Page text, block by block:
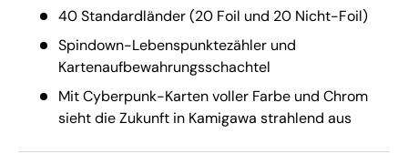
40 Standardländer (20 Foil und 20 Nicht-Foil)
Spindown-Lebenspunktezähler und
Kartenaufbewahrungsschachtel
Mit Cyberpunk-Karten voller Farbe und Chrom
sieht die Zukunft in Kamigawa strahlend aus